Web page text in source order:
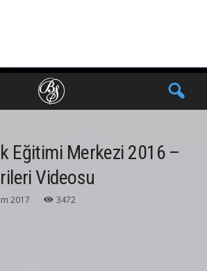
Eğitimi Merkezi 2016 –
Videosu
2017 3472